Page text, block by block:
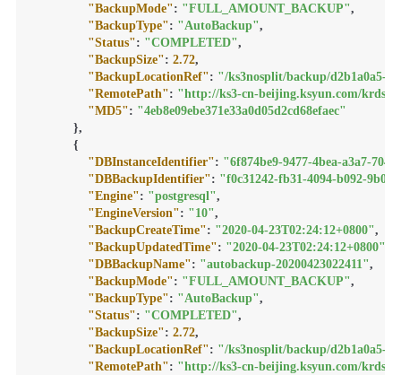
"BackupMode": "FULL_AMOUNT_BACKUP",
"BackupType": "AutoBackup",
"Status": "COMPLETED",
"BackupSize": 2.72,
"BackupLocationRef": "/ks3nosplit/backup/d2b1a0a5-
"RemotePath": "http://ks3-cn-beijing.ksyun.com/krds-
"MD5": "4eb8e09ebe371e33a0d05d2cd68efaec"
},
{
"DBInstanceIdentifier": "6f874be9-9477-4bea-a3a7-
"DBBackupIdentifier": "f0c31242-fb31-4094-b092-
"Engine": "postgresql",
"EngineVersion": "10",
"BackupCreateTime": "2020-04-23T02:24:12+0800",
"BackupUpdatedTime": "2020-04-23T02:24:12+0800"
"DBBackupName": "autobackup-20200423022411",
"BackupMode": "FULL_AMOUNT_BACKUP",
"BackupType": "AutoBackup",
"Status": "COMPLETED",
"BackupSize": 2.72,
"BackupLocationRef": "/ks3nosplit/backup/d2b1a0a5-
"RemotePath": "http://ks3-cn-beijing.ksyun.com/krds-